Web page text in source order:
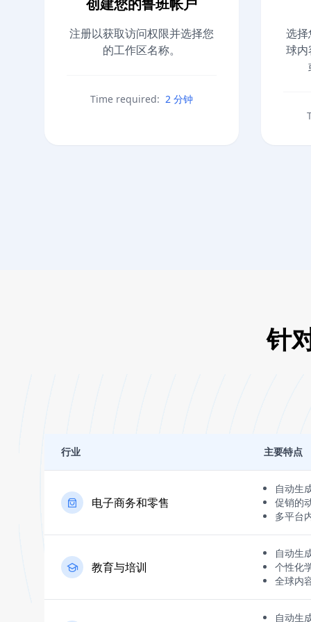
创建您的鲁班帐户
注册以获取访问权限并选择您
的工作区名称。
Time required: 2 分钟
选
球
针
行业 主要特点
电子商务和零售
自动生
促销的
多平台
教育与培训
自动生
个性化
全球内
自动生